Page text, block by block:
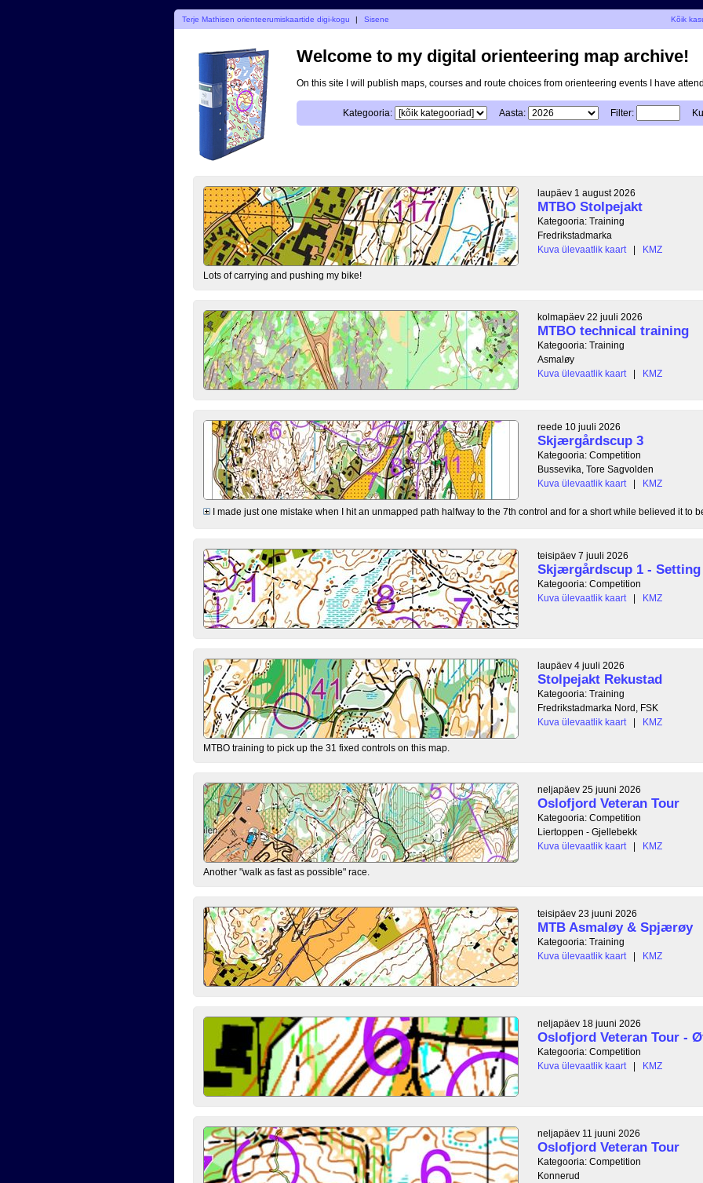
Terje Mathisen orienteerumiskaartide digi-kogu | Sisene Kõik
Welcome to my digital orienteering map archive!
On this site I will publish maps, courses and route choices from orienteering events I have
Kategooria: Aasta: Filter:
laupäev 1 august 2026
MTBO Stolpejakt
Kategooria: Training
Fredrikstadmarka
Kuva ülevaatlik kaart
| KMZ
Lots of carrying and pushing my bike!
kolmapäev 22 juuli 2026
MTBO technical training
Kategooria: Training
Asmaløy
Kuva ülevaatlik kaart
| KMZ
reede 10 juuli 2026
Skjærgårdscup 3
Kategooria: Competition
Bussevika, Tore Sagvolden
Kuva ülevaatlik kaart
| KMZ
I made just one mistake when I hit an unmapped path halfway to the 7th control and for a short while believed it to
teisipäev 7 juuli 2026
Skjærgårdscup 1 -
Kategooria: Competition
Kuva ülevaatlik kaart
| KMZ
laupäev 4 juuli 2026
Stolpejakt Rekustad
Kategooria: Training
Fredrikstadmarka Nord, FSK
Kuva ülevaatlik kaart
| KMZ
MTBO training to pick up the 31 fixed controls on this map.
neljapäev 25 juuni 2026
Oslofjord Veteran Tour
Kategooria: Competition
Liertoppen - Gjellebekk
Kuva ülevaatlik kaart
| KMZ
Another "walk as fast as possible" race.
teisipäev 23 juuni 2026
MTB Asmaløy & Spjærøy
Kategooria: Training
Kuva ülevaatlik kaart
| KMZ
neljapäev 18 juuni 2026
Oslofjord Veteran Tour -
Kategooria: Competition
Kuva ülevaatlik kaart
| KMZ
neljapäev 11 juuni 2026
Oslofjord Veteran Tour
Kategooria: Competition
Konnerud